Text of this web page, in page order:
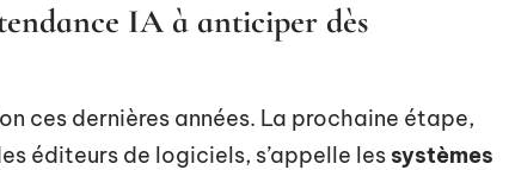
IA à anticiper dès
ces dernières années. La prochaine étape,
éditeurs de logiciels, s’appelle les systèmes